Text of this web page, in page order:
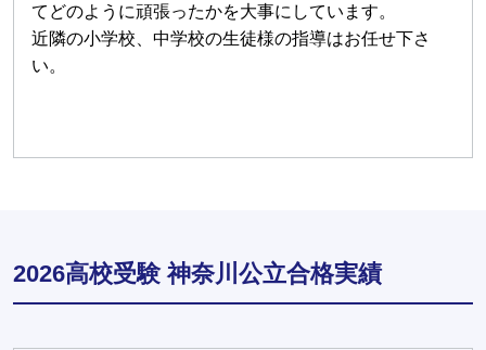
てどのように頑張ったかを大事にしています。
近隣の小学校、中学校の生徒様の指導はお任せ下さ
い。
2026高校受験 神奈川公立合格実績